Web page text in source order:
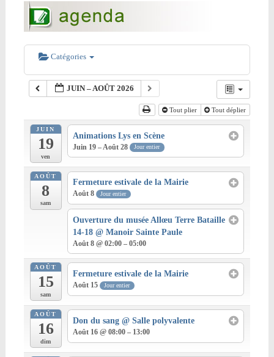
Catégories
JUIN – AOÛT 2026
Tout plier Tout déplier
JUIN
19
ven
Animations Lys en Scène
Juin 19 – Août 28 Jour entier
AOÛT
8
sam
Fermeture estivale de la Mairie
Août 8 Jour entier
Ouverture du musée Allœu Terre Bataille
14-18@ Manoir Sainte Paule
Août 8 @ 02:00 – 05:00
AOÛT
15
sam
Fermeture estivale de la Mairie
Août 15 Jour entier
AOÛT
16
dim
Don du sang@ Salle polyvalente
Août 16 @ 08:00 – 13:00